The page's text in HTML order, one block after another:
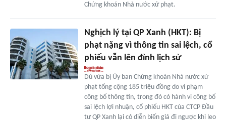
Chứng khoán Nhà nước xử phạt.
Nghịch lý tại QP Xanh (HKT): Bị
phạt nặng vì thông tin sai lệch, cổ
phiếu vẫn lên đỉnh lịch sử
Dù vừa bị Ủy ban Chứng khoán Nhà nước xử
phạt tổng cộng 185 triệu đồng do vi phạm
công bố thông tin, trong đó có hành vi công bố
sai lệch lợi nhuận, cổ phiếu HKT của CTCP Đầu
tư QP Xanh lại có diễn biến giá đi ngược khi leo